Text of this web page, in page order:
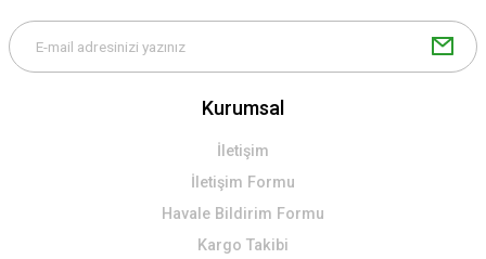
Kurumsal
İletişim
İletişim Formu
Havale Bildirim Formu
Kargo Takibi